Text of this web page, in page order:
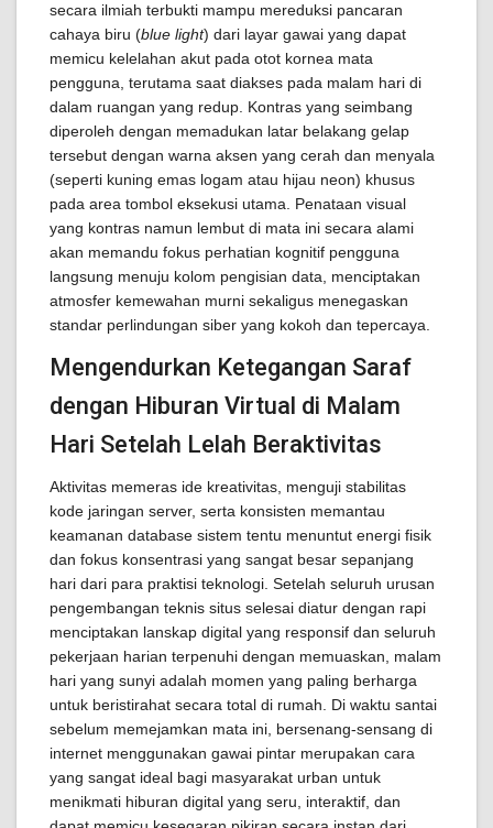
secara ilmiah terbukti mampu mereduksi pancaran
cahaya biru (blue light) dari layar gawai yang dapat
memicu kelelahan akut pada otot kornea mata
pengguna, terutama saat diakses pada malam hari di
dalam ruangan yang redup. Kontras yang seimbang
diperoleh dengan memadukan latar belakang gelap
tersebut dengan warna aksen yang cerah dan menyala
(seperti kuning emas logam atau hijau neon) khusus
pada area tombol eksekusi utama. Penataan visual
yang kontras namun lembut di mata ini secara alami
akan memandu fokus perhatian kognitif pengguna
langsung menuju kolom pengisian data, menciptakan
atmosfer kemewahan murni sekaligus menegaskan
standar perlindungan siber yang kokoh dan tepercaya.
Mengendurkan Ketegangan Saraf
dengan Hiburan Virtual di Malam
Hari Setelah Lelah Beraktivitas
Aktivitas memeras ide kreativitas, menguji stabilitas
kode jaringan server, serta konsisten memantau
keamanan database sistem tentu menuntut energi fisik
dan fokus konsentrasi yang sangat besar sepanjang
hari dari para praktisi teknologi. Setelah seluruh urusan
pengembangan teknis situs selesai diatur dengan rapi
menciptakan lanskap digital yang responsif dan seluruh
pekerjaan harian terpenuhi dengan memuaskan, malam
hari yang sunyi adalah momen yang paling berharga
untuk beristirahat secara total di rumah. Di waktu santai
sebelum memejamkan mata ini, bersenang-sensang di
internet menggunakan gawai pintar merupakan cara
yang sangat ideal bagi masyarakat urban untuk
menikmati hiburan digital yang seru, interaktif, dan